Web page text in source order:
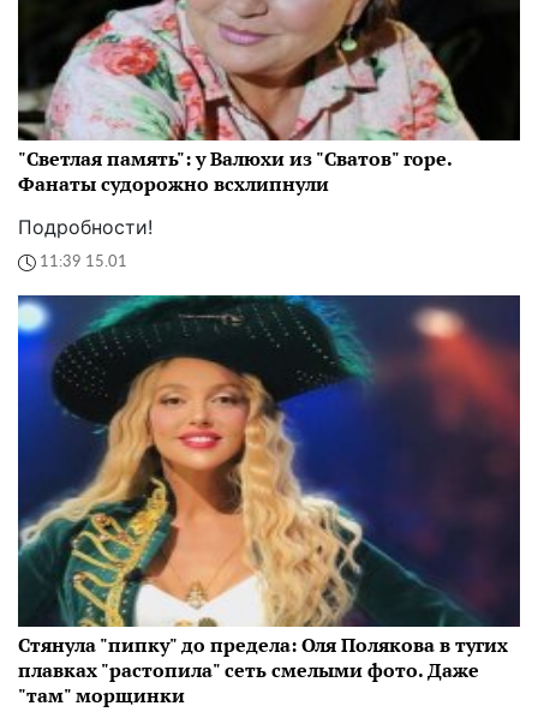
"Светлая память": у Валюхи из "Сватов" горе.
Фанаты судорожно всхлипнули
Подробности!
11:39 15.01
Стянула "пипку" до предела: Оля Полякова в тугих
плавках "растопила" сеть смелыми фото. Даже
"там" морщинки